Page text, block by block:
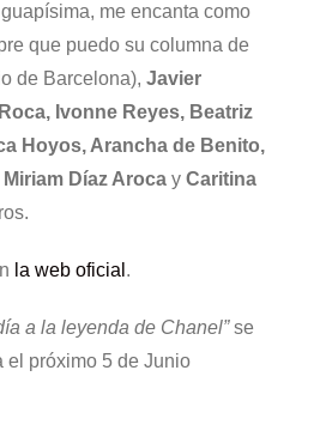
me encanta como
que puedo su columna de
de Barcelona), Javier
Ivonne Reyes, Beatriz
Hoyos, Arancha de Benito,
Díaz Aroca y Caritina
la web oficial .
a la leyenda de Chanel”se
el próximo 5 de Junio